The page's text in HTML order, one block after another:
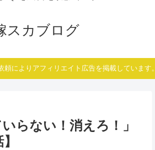
スカブログ
によりアフィリエイト広告を掲載しています。
らない！消えろ！」